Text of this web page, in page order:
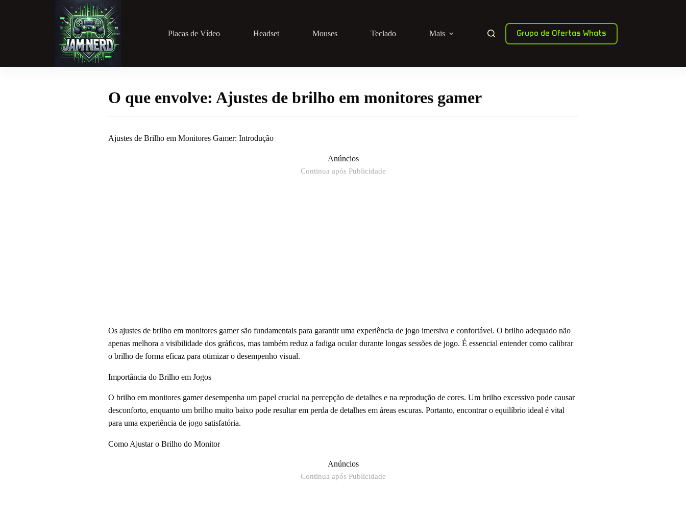
Placas de Vídeo Headset Mouses Teclado Mais Grupo de Ofertas Whats
O que envolve: Ajustes de brilho em monitores gamer
Ajustes de Brilho em Monitores Gamer: Introdução
Anúncios
Continua após Publicidade
Os ajustes de brilho em monitores gamer são fundamentais para garantir uma experiência de jogo imersiva e confortável. O brilho adequado não
apenas melhora a visibilidade dos gráficos, mas também reduz a fadiga ocular durante longas sessões de jogo. É essencial entender como calibrar
o brilho de forma eficaz para otimizar o desempenho visual.
Importância do Brilho em Jogos
O brilho em monitores gamer desempenha um papel crucial na percepção de detalhes e na reprodução de cores. Um brilho excessivo pode causar
desconforto, enquanto um brilho muito baixo pode resultar em perda de detalhes em áreas escuras. Portanto, encontrar o equilíbrio ideal é vital
para uma experiência de jogo satisfatória.
Como Ajustar o Brilho do Monitor
Anúncios
Continua após Publicidade